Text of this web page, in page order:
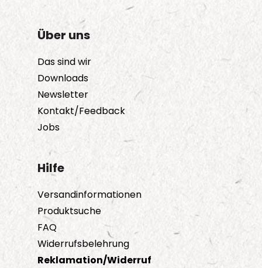
Über uns
Das sind wir
Downloads
Newsletter
Kontakt/Feedback
Jobs
Hilfe
Versandinformationen
Produktsuche
FAQ
Widerrufsbelehrung
Reklamation/Widerruf